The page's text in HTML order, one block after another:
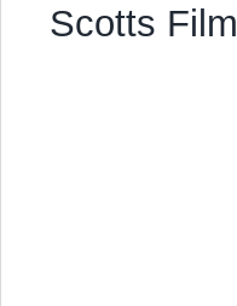
Scotts Film